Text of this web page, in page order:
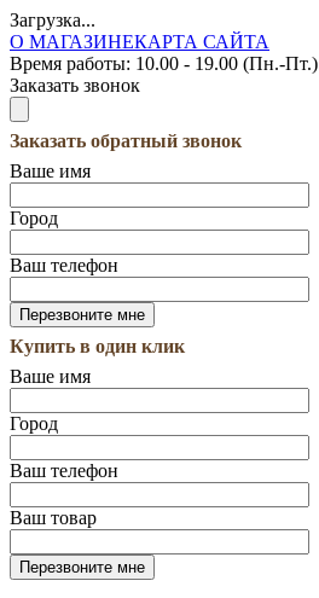
Загрузка...
О МАГАЗИНЕКАРТА САЙТА
Время работы: 10.00 - 19.00 (Пн.-Пт.)
Заказать звонок
Заказать обратный звонок
Ваше имя
Город
Ваш телефон
Купить в один клик
Ваше имя
Город
Ваш телефон
Ваш товар